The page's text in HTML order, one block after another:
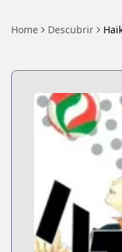
Home Descubrir